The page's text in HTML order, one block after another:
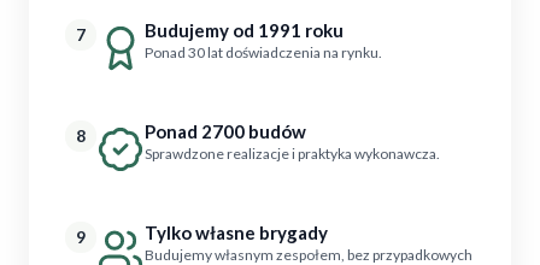
7 Budujemy od 1991 roku
Ponad 30 lat doświadczenia na rynku.
8 Ponad 2700 budów
Sprawdzone realizacje i praktyka wykonawcza.
9 Tylko własne brygady
Budujemy własnym zespołem, bez przypadkowych